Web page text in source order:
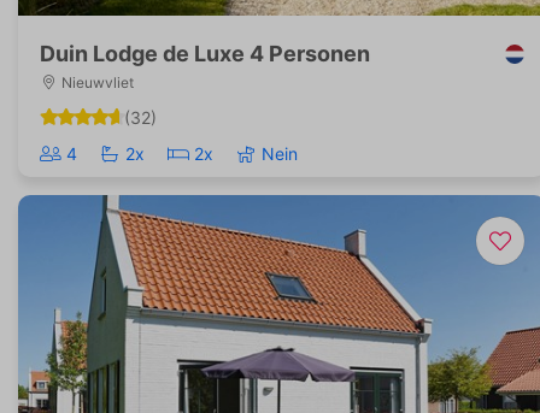
Duin Lodge de Luxe 4 Personen
Nieuwvliet
(32)
4
2x 2x Nein